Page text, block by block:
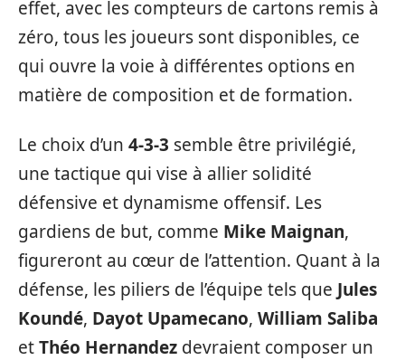
effet, avec les compteurs de cartons remis à
zéro, tous les joueurs sont disponibles, ce
qui ouvre la voie à différentes options en
matière de composition et de formation.
Le choix d’un 4-3-3 semble être privilégié,
une tactique qui vise à allier solidité
défensive et dynamisme offensif. Les
gardiens de but, comme Mike Maignan,
figureront au cœur de l’attention. Quant à la
défense, les piliers de l’équipe tels que Jules
Koundé, Dayot Upamecano, William Saliba
etThéo Hernandez devraient composer un